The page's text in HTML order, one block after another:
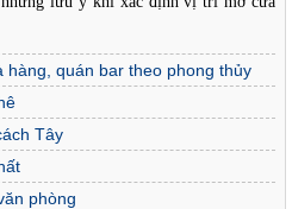
quán bar theo phong thủy
Tây
phòng